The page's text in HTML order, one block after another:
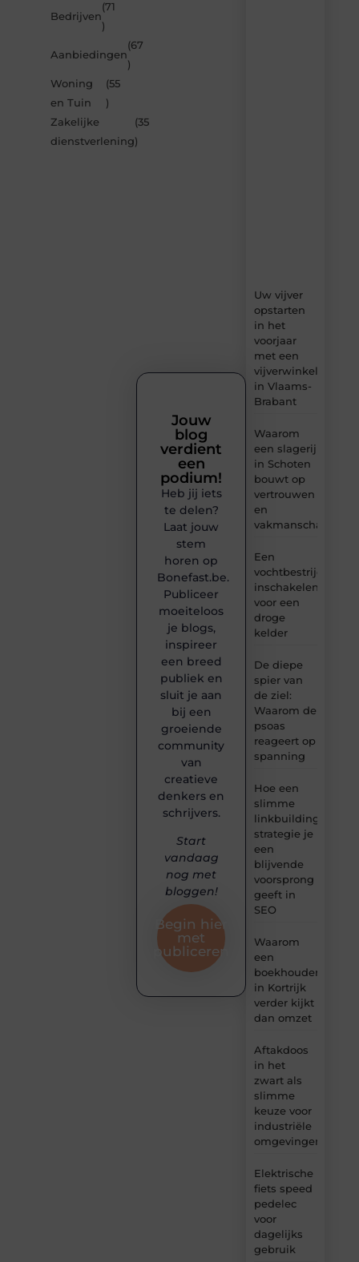
Bedrijven
(71
)
Aanbiedingen
(67
)
Woning
en Tuin
(55
)
Zakelijke
dienstverlening
(35
)
Uw vijver
opstarten
in het
voorjaar
met een
vijverwinkel
in Vlaams-
Brabant
Waarom
een slagerij
in Schoten
bouwt op
vertrouwen
en
vakmanschap
Een
inschakelen
voor een
droge
kelder
De diepe
spier van
de ziel:
Waarom de
psoas
reageert op
spanning
Hoe een
slimme
linkbuilding
strategie je
een
blijvende
voorsprong
geeft in
SEO
Waarom
een
boekhouder
in Kortrijk
verder kijkt
dan omzet
Aftakdoos
in het
zwart als
slimme
keuze voor
industriële
omgevingen
Elektrische
fiets speed
pedelec
voor
dagelijks
gebruik
Jouw
blog
verdient
een
podium!
Heb jij iets
te delen?
Laat jouw
stem
horen op
Bonefast.be.
Publiceer
moeiteloos
je blogs,
inspireer
een breed
publiek en
sluit je aan
bij een
groeiende
community
van
creatieve
denkers en
schrijvers.
Start
vandaag
nog met
bloggen!
Begin hier
met
publiceren